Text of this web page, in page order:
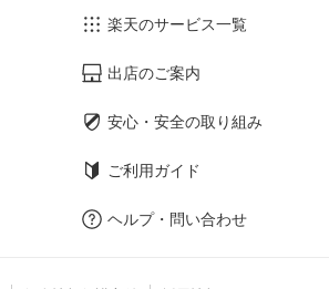
楽天のサービス一覧
出店のご案内
安心・安全の取り組み
ご利用ガイド
ヘルプ・問い合わせ